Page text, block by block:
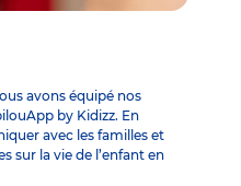
avons équipé nos
by Kidizz. En
avec les familles et
sur la vie de l’enfant en